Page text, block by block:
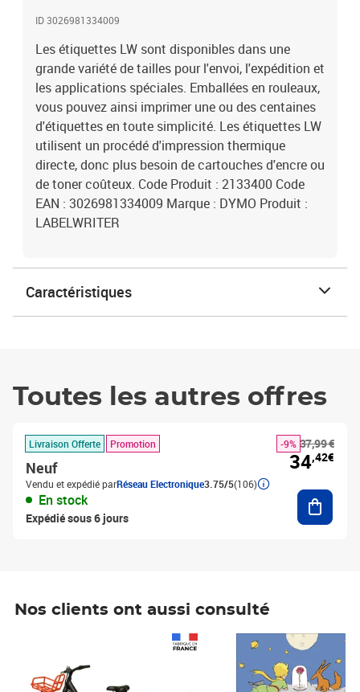
ID 3026981334009
Les étiquettes LW sont disponibles dans une
grande variété de tailles pour l'envoi, l'expédition et
les applications spéciales. Emballées en rouleaux,
vous pouvez ainsi imprimer une ou des centaines
d'étiquettes en toute simplicité. Les étiquettes LW
utilisent un procédé d'impression thermique
directe, donc plus besoin de cartouches d'encre ou
de toner coûteux. Code Produit : 2133400 Code
EAN : 3026981334009 Marque : DYMO Produit :
LABELWRITER
Caractéristiques
Toutes les autres offres
Livraison Offerte Promotion
Neuf
Vendu et expédié parRéseau Electronique3.75/5(106)
En stock
Expédié sous 6 jours
37,99 €
-9%
34,42€
Nos clients ont aussi consulté
Prix 7,50€